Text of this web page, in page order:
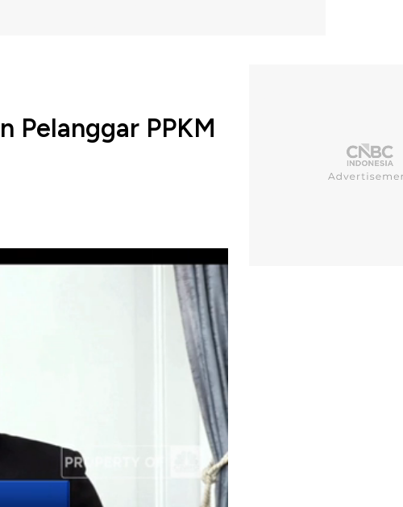
Pelanggar PPKM
mengingat ada banyak
aturan PPKM, kriteria pasien yang
banyaknya pelaku non esensial dan
hambatan penegakan aturan PPKM
Gubernur Jawa Barat, Ridwan Kamil